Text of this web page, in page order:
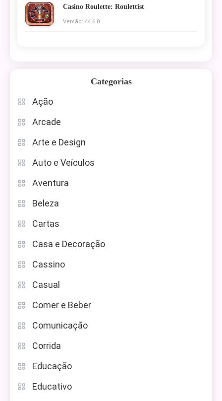
Casino Roulette: Roulettist
Versão: 44.6.0
Categorias
Ação
Arcade
Arte e Design
Auto e Veículos
Aventura
Beleza
Cartas
Casa e Decoração
Cassino
Casual
Comer e Beber
Comunicação
Corrida
Educação
Educativo